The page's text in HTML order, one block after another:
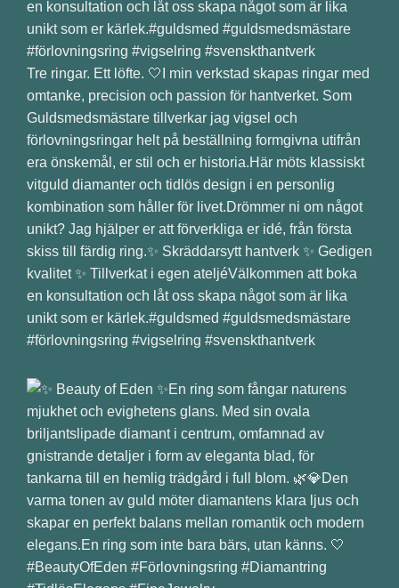
Tre ringar. Ett löfte. 🤍I min verkstad skapas ringar med
omtanke, precision och passion för hantverket. Som
Guldsmedsmästare tillverkar jag vigsel och
förlovningsringar helt på beställning formgivna utifrån
era önskemål, er stil och er historia.Här möts klassiskt
vitguld diamanter och tidlös design i en personlig
kombination som håller för livet.Drömmer ni om något
unikt? Jag hjälper er att förverkliga er idé, från första
skiss till färdig ring.✨ Skräddarsytt hantverk ✨ Gedigen
kvalitet ✨ Tillverkat i egen ateljéVälkommen att boka
en konsultation och låt oss skapa något som är lika
unikt som er kärlek.#guldsmed #guldsmedsmästare
#förlovningsring #vigselring #svenskthantverk